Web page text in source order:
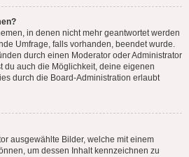
in denen nicht mehr geantwortet werden
Umfrage, falls vorhanden, beendet wurde.
durch einen Moderator oder Administrator
du auch die Möglichkeit, deine eigenen
durch die Board-Administration erlaubt
ausgewählte Bilder, welche mit einem
um dessen Inhalt kennzeichnen zu